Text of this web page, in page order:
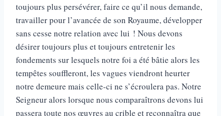
toujours plus persévérer, faire ce qu’il nous demande,
travailler pour l’avancée de son Royaume, développer
sans cesse notre relation avec lui ! Nous devons
désirer toujours plus et toujours entretenir les
fondements sur lesquels notre foi a été bâtie alors les
tempêtes souffleront, les vagues viendront heurter
notre demeure mais celle-ci ne s’écroulera pas. Notre
Seigneur alors lorsque nous comparaîtrons devons lui
passera toute nos œuvres au crible et reconnaîtra que